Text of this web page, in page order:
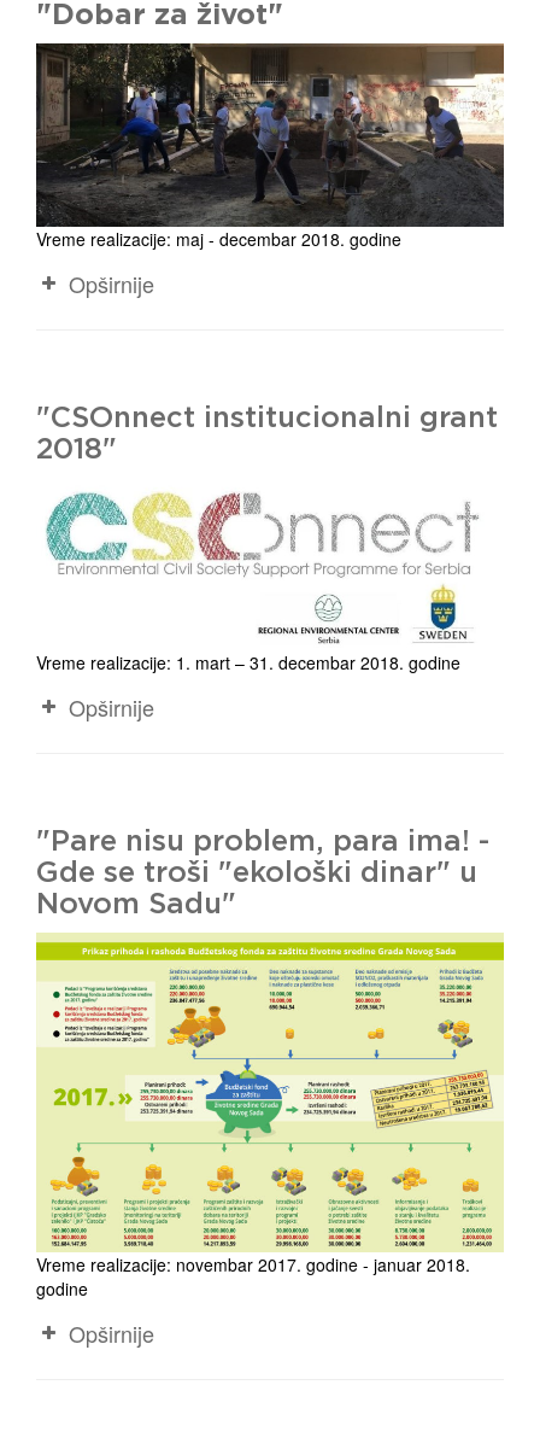
"Dobar za život"
Vreme realizacije: maj - decembar 2018. godine
Opširnije
"CSOnnect institucionalni grant
2018"
Vreme realizacije: 1. mart – 31. decembar 2018. godine
Opširnije
"Pare nisu problem, para ima! -
Gde se troši "ekološki dinar" u
Novom Sadu"
Vreme realizacije: novembar 2017. godine - januar 2018.
godine
Opširnije